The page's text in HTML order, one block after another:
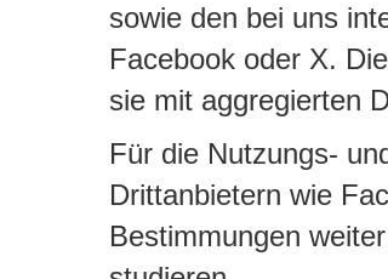
sowie den bei uns
Facebook oder X.
sie mit aggregierten
Für die Nutzungs-
Drittanbietern wie
Bestimmungen